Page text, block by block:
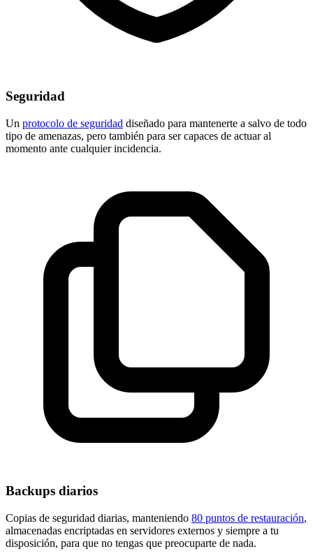
Seguridad
Un protocolo de seguridad diseñado para mantenerte a salvo de todo
tipo de amenazas, pero también para ser capaces de actuar al
momento ante cualquier incidencia.
Backups diarios
Copias de seguridad diarias, manteniendo 80 puntos de restauración,
almacenadas encriptadas en servidores externos y siempre a tu
disposición, para que no tengas que preocuparte de nada.